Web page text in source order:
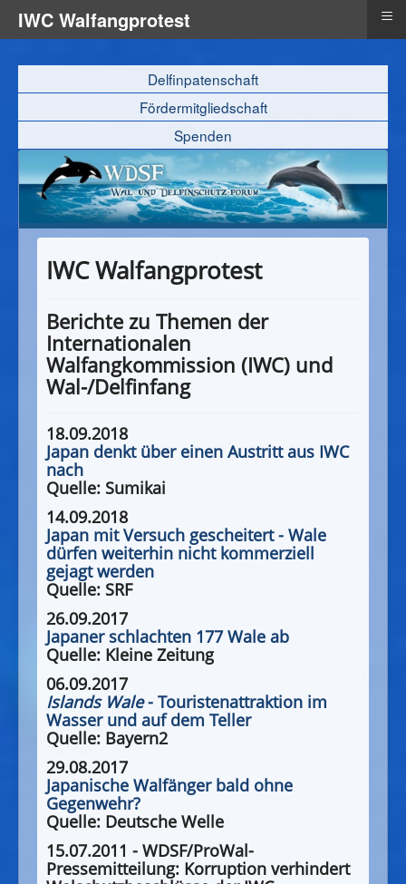
Delfinpatenschaft
Fördermitgliedschaft
Spenden
IWC Walfangprotest
Berichte zu Themen der
Internationalen
Walfangkommission (IWC) und
Wal-/Delfinfang
18.09.2018
Japan denkt über einen Austritt aus IWC
nach
Quelle: Sumikai
14.09.2018
Japan mit Versuch gescheitert - Wale
dürfen weiterhin nicht kommerziell
gejagt werden
Quelle: SRF
26.09.2017
Japaner schlachten 177 Wale ab
Quelle: Kleine Zeitung
06.09.2017
Islands Wale- Touristenattraktion im
Wasser und auf dem Teller
Quelle: Bayern2
29.08.2017
Japanische Walfänger bald ohne
Gegenwehr?
Quelle: Deutsche Welle
15.07.2011 - WDSF/ProWal-
Pressemitteilung: Korruption verhindert
IWC Walfangprotest ≡